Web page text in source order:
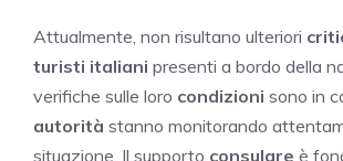
Attualmente, non risultano ulteriori
turisti italiani presenti a bordo della
verifiche sulle loro condizioni sono in
autorità stanno monitorando
situazione. Il supporto consulare è